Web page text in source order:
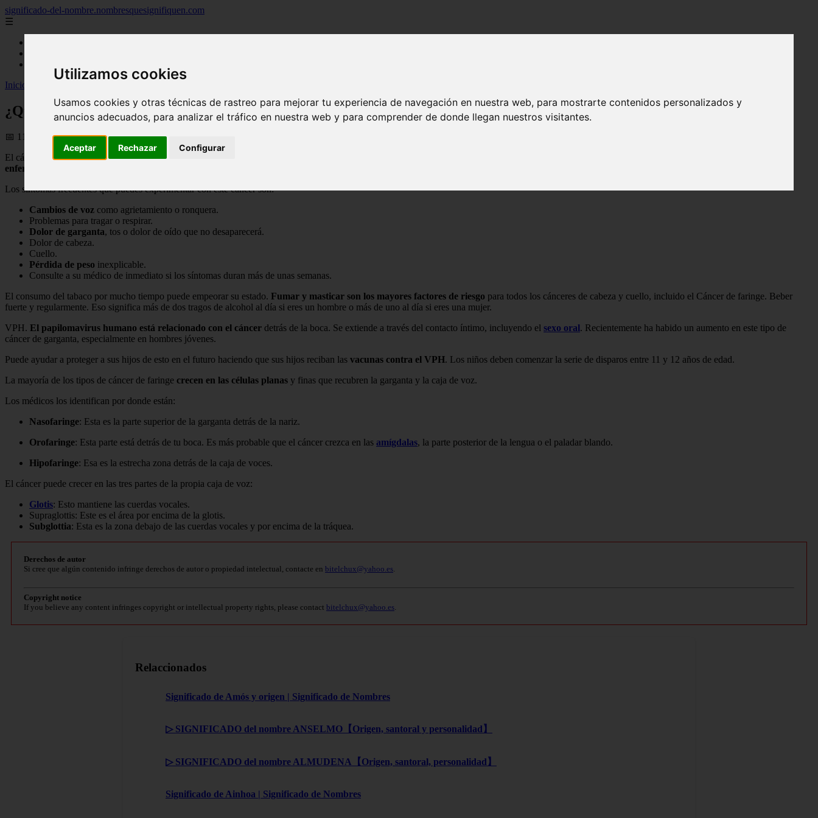
Utilizamos cookies
Usamos cookies y otras técnicas de rastreo para mejorar tu experiencia de navegación en nuestra web, para mostrarte contenidos personalizados y
anuncios adecuados, para analizar el tráfico en nuestra web y para comprender de donde llegan nuestros visitantes.
Aceptar Rechazar Configurar
significado-del-nombre.nombresquesignifiquen.com
☰
Inicio
¿Que es Cáncer de Faringe?
📅 11/08/2025
El cáncer de faringe crece en los órganos que le ayudan a tragar, hablar y respirar. Este tipo de cáncer
enfermedad
Los síntomas frecuentes que puedes experimentar con este cáncer son:
Cambios de voz como agrietamiento o ronquera.
Problemas para tragar o respirar.
Dolor de garganta, tos o dolor de oído que no desaparecerá.
Dolor de cabeza.
Cuello.
Pérdida de peso inexplicable.
Consulte a su médico de inmediato si los síntomas duran más de unas semanas.
El consumo del tabaco por mucho tiempo puede empeorar su estado. Fumar y masticar son los mayores factores de riesgo para todos los cánceres de cabeza y cuello, incluido el Cáncer de faringe. Beber
fuerte y regularmente. Eso significa más de dos tragos de alcohol al día si eres un hombre o más de uno al día si eres una mujer.
VPH. El papilomavirus humano está relacionado con el cáncer detrás de la boca. Se extiende a través del contacto íntimo, incluyendo el sexo oral. Recientemente ha habido un aumento en este tipo de
cáncer de garganta, especialmente en hombres jóvenes.
Puede ayudar a proteger a sus hijos de esto en el futuro haciendo que sus hijos reciban las vacunas contra el VPH. Los niños deben comenzar la serie de disparos entre 11 y 12 años de edad.
La mayoría de los tipos de cáncer de faringe crecen en las células planas y finas que recubren la garganta y la caja de voz.
Los médicos los identifican por donde están:
Nasofaringe: Esta es la parte superior de la garganta detrás de la nariz.
Orofaringe: Esta parte está detrás de tu boca. Es más probable que el cáncer crezca en las amígdalas, la parte posterior de la lengua o el paladar blando.
Hipofaringe: Esa es la estrecha zona detrás de la caja de voces.
El cáncer puede crecer en las tres partes de la propia caja de voz:
Glotis: Esto mantiene las cuerdas vocales.
Supraglottis: Este es el área por encima de la glotis.
Subglottia: Esta es la zona debajo de las cuerdas vocales y por encima de la tráquea.
Derechos de autor
Si cree que algún contenido infringe derechos de autor o propiedad intelectual, contacte en bitelchux@yahoo.es
Copyright notice
If you believe any content infringes copyright or intellectual property rights, please contact bitelchux@yahoo.es
Relaccionados
Significado de Amós y origen | Significado de Nombres
▷ SIGNIFICADO del nombre ANSELMO【Origen, santoral y personalidad】
▷ SIGNIFICADO del nombre ALMUDENA【Origen, santoral, personalidad】
Significado de Ainhoa | Significado de Nombres